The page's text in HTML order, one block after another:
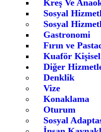
Kreş Ve
Sosyal
Sosyal
Gastronomi
Fırın ve
Kuaför
Diğer
Denklik
Vize
Konaklama
Oturum
Sosyal